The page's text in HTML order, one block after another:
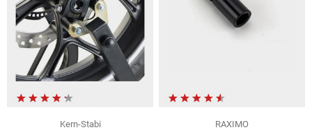
Kern-Stabi
RAXIMO